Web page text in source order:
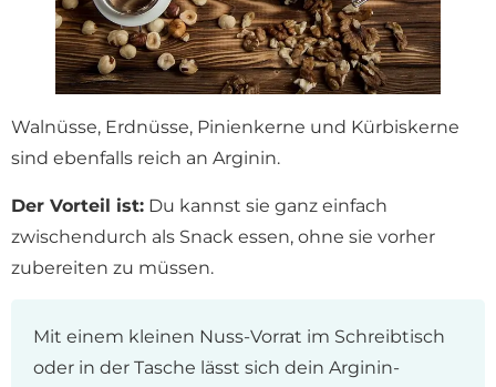
Walnüsse, Erdnüsse, Pinienkerne und Kürbiskerne
sind ebenfalls reich an Arginin.
Der Vorteil ist: Du kannst sie ganz einfach
zwischendurch als Snack essen, ohne sie vorher
zubereiten zu müssen.
Mit einem kleinen Nuss-Vorrat im Schreibtisch
oder in der Tasche lässt sich dein Arginin-